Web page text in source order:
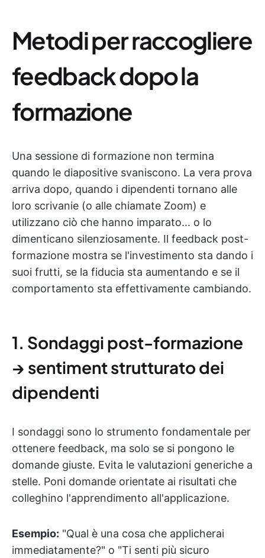
Metodi per raccogliere
feedback dopo la
formazione
Una sessione di formazione non termina
quando le diapositive svaniscono. La vera prova
arriva dopo, quando i dipendenti tornano alle
loro scrivanie (o alle chiamate Zoom) e
utilizzano ciò che hanno imparato... o lo
dimenticano silenziosamente. Il feedback post-
formazione mostra se l'investimento sta dando i
suoi frutti, se la fiducia sta aumentando e se il
comportamento sta effettivamente cambiando.
1. Sondaggi post-formazione
→ sentiment strutturato dei
dipendenti
I sondaggi sono lo strumento fondamentale per
ottenere feedback, ma solo se si pongono le
domande giuste. Evita le valutazioni generiche a
stelle. Poni domande orientate ai risultati che
colleghino l'apprendimento all'applicazione.
Esempio: "Qual è una cosa che applicherai
immediatamente?" o "Ti senti più sicuro